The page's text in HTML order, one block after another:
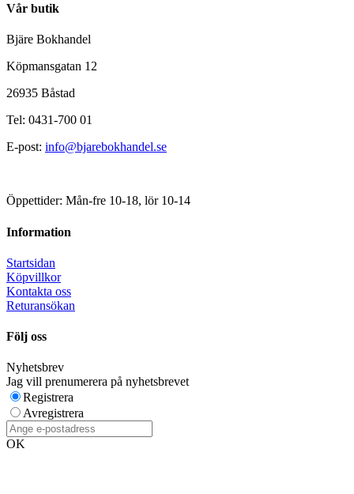
Vår butik
Bjäre Bokhandel
Köpmansgatan 12
26935 Båstad
Tel: 0431-700 01
E-post: info@bjarebokhandel.se
Öppettider: Mån-fre 10-18, lör 10-14
Information
Startsidan
Köpvillkor
Kontakta oss
Returansökan
Följ oss
Nyhetsbrev
Jag vill prenumerera på nyhetsbrevet
Registrera
Avregistrera
OK